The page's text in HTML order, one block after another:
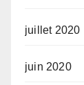
juillet 2020
juin 2020